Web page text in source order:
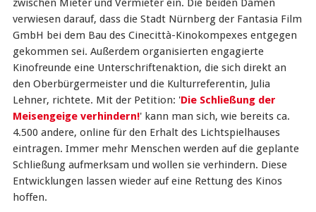
zwischen Mieter und Vermieter ein. Die beiden Damen
verwiesen darauf, dass die Stadt Nürnberg der Fantasia Film
GmbH bei dem Bau des Cinecittà-Kinokompexes entgegen
gekommen sei. Außerdem organisierten engagierte
Kinofreunde eine Unterschriftenaktion, die sich direkt an
den Oberbürgermeister und die Kulturreferentin, Julia
Lehner, richtete. Mit der Petition: 'Die Schließung der
Meisengeige verhindern!' kann man sich, wie bereits ca.
4.500 andere, online für den Erhalt des Lichtspielhauses
eintragen. Immer mehr Menschen werden auf die geplante
Schließung aufmerksam und wollen sie verhindern. Diese
Entwicklungen lassen wieder auf eine Rettung des Kinos
hoffen.